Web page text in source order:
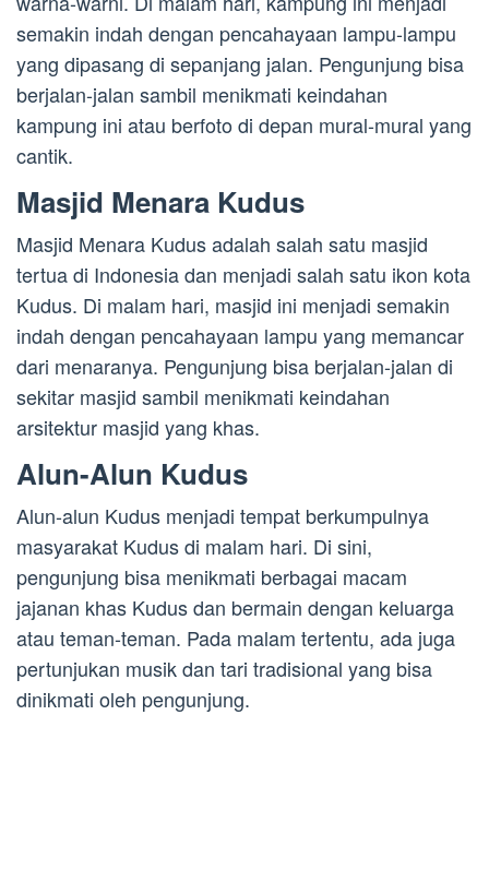
semakin indah dengan pencahayaan lampu-lampu
yang dipasang di sepanjang jalan. Pengunjung bisa
berjalan-jalan sambil menikmati keindahan
kampung ini atau berfoto di depan mural-mural yang
cantik.
Masjid Menara Kudus
Masjid Menara Kudus adalah salah satu masjid
tertua di Indonesia dan menjadi salah satu ikon kota
Kudus. Di malam hari, masjid ini menjadi semakin
indah dengan pencahayaan lampu yang memancar
dari menaranya. Pengunjung bisa berjalan-jalan di
sekitar masjid sambil menikmati keindahan
arsitektur masjid yang khas.
Alun-Alun Kudus
Alun-alun Kudus menjadi tempat berkumpulnya
masyarakat Kudus di malam hari. Di sini,
pengunjung bisa menikmati berbagai macam
jajanan khas Kudus dan bermain dengan keluarga
atau teman-teman. Pada malam tertentu, ada juga
pertunjukan musik dan tari tradisional yang bisa
dinikmati oleh pengunjung.